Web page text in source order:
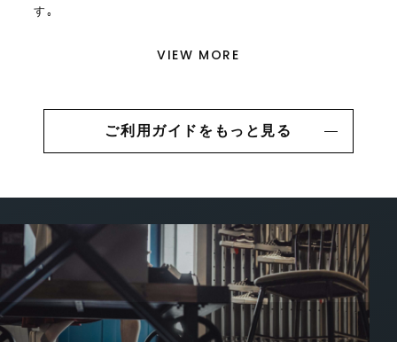
す｡
VIEW MORE
ご利用ガイドをもっと見る